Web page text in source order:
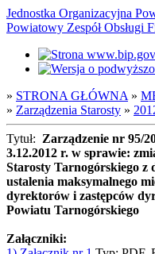
Jednostka Organizacyjna
Powiatowy Zespół Obsługi
» STRONA GŁÓWNA »
» Zarządzenia Starosty »
Tytuł: Zarządzenie nr 95/
3.12.2012 r. w sprawie:
Starosty Tarnogórskiego z
ustalenia maksymalnego
dyrektorów i zastępców
Powiatu Tarnogórskiego
Załączniki: